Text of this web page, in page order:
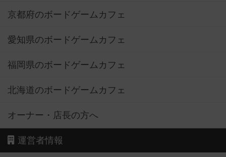
京都府のボードゲームカフェ
愛知県のボードゲームカフェ
福岡県のボードゲームカフェ
北海道のボードゲームカフェ
オーナー・店長の方へ
運営者情報